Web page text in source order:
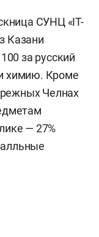
СУНЦ «IT-
Казани
за русский
химию. Кроме
Челнах
— 27%